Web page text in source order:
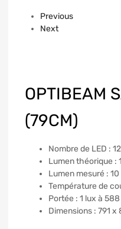
Previous
Next
OPTIBEAM
(79CM)
Nombre de LED : 12
Lumen théorique :
Lumen mesuré :
Température de
Portée : 1 lux à 588
Dimensions : 791